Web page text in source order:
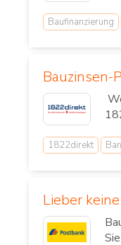
Baufinanzierung
Bauzinsen-
1822direkt
Lieber